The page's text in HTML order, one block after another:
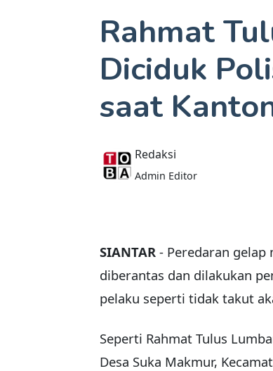
Rahmat
Diciduk
saat
Redaksi
Admin Editor
SIANTAR - Peredaran gelap
diberantas dan dilakukan
pelaku seperti tidak takut
Seperti Rahmat Tulus
Desa Suka Makmur,